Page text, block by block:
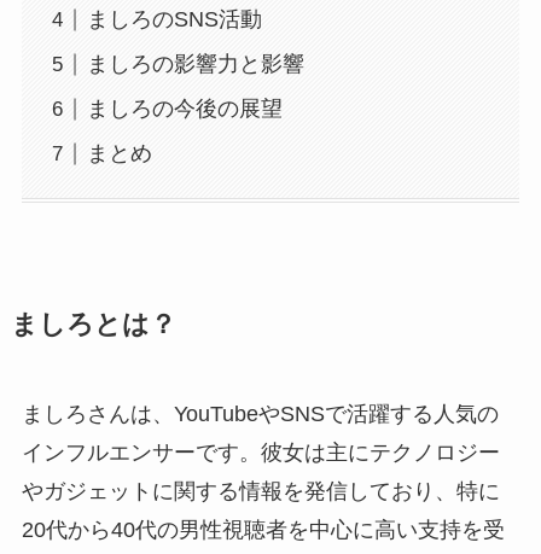
ましろのSNS活動
ましろの影響力と影響
ましろの今後の展望
まとめ
ましろとは？
ましろさんは、YouTubeやSNSで活躍する人気の
インフルエンサーです。彼女は主にテクノロジー
やガジェットに関する情報を発信しており、特に
20代から40代の男性視聴者を中心に高い支持を受